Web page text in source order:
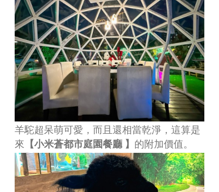
羊駝超呆萌可愛，而且還相當乾淨，這算是
來 【小米蒼都市庭園餐廳 】 的附加價值。